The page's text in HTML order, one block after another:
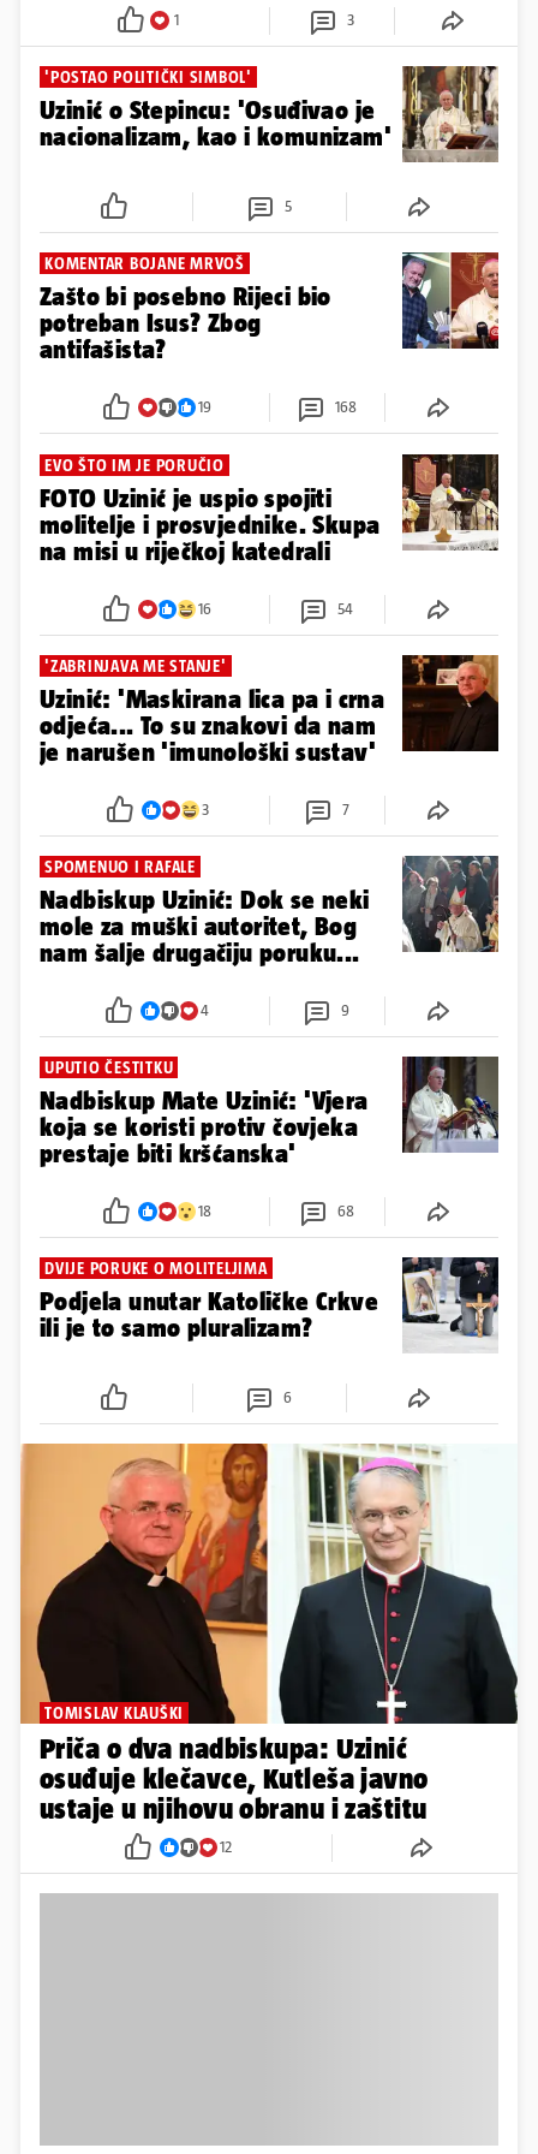
1 3
'POSTAO POLITIČKI SIMBOL'
Uzinić o Stepincu: 'Osuđivao je
nacionalizam, kao i komunizam'
5
KOMENTAR BOJANE MRVOŠ
Zašto bi posebno Rijeci bio
potreban Isus? Zbog
antifašista?
19 168
EVO ŠTO IM JE PORUČIO
FOTO Uzinić je uspio spojiti
molitelje i prosvjednike. Skupa
na misi u riječkoj katedrali
16 54
'ZABRINJAVA ME STANJE'
Uzinić: 'Maskirana lica pa i crna
odjeća... To su znakovi da nam
je narušen 'imunološki sustav'
3 7
SPOMENUO I RAFALE
Nadbiskup Uzinić: Dok se neki
mole za muški autoritet, Bog
nam šalje drugačiju poruku...
4 9
UPUTIO ČESTITKU
Nadbiskup Mate Uzinić: 'Vjera
koja se koristi protiv čovjeka
prestaje biti kršćanska'
18 68
DVIJE PORUKE O MOLITELJIMA
Podjela unutar Katoličke Crkve
ili je to samo pluralizam?
6
TOMISLAV KLAUŠKI
Priča o dva nadbiskupa: Uzinić
osuđuje klečavce, Kutleša javno
ustaje u njihovu obranu i zaštitu
12